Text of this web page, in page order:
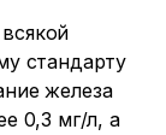
стандарту
железа
0,3 мг/л, а